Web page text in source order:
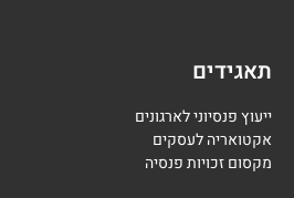
תאגידים
ייעוץ פנסיוני לארגונים
אקטואריה לעסקים
מקסום זכויות פנסיה